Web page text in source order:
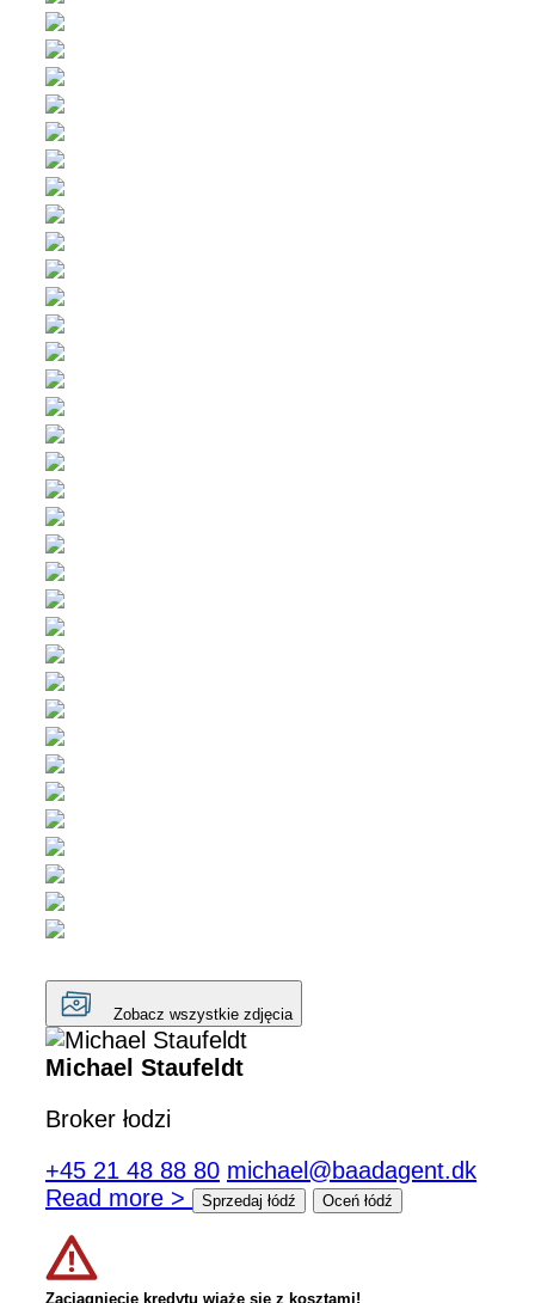
Zobacz wszystkie zdjęcia
Michael Staufeldt
Broker łodzi
+45 21 48 88 80 michael@baadagent.dk
Read more >
Sprzedaj łódź Oceń łódź
Zaciągnięcie kredytu wiąże się z kosztami!